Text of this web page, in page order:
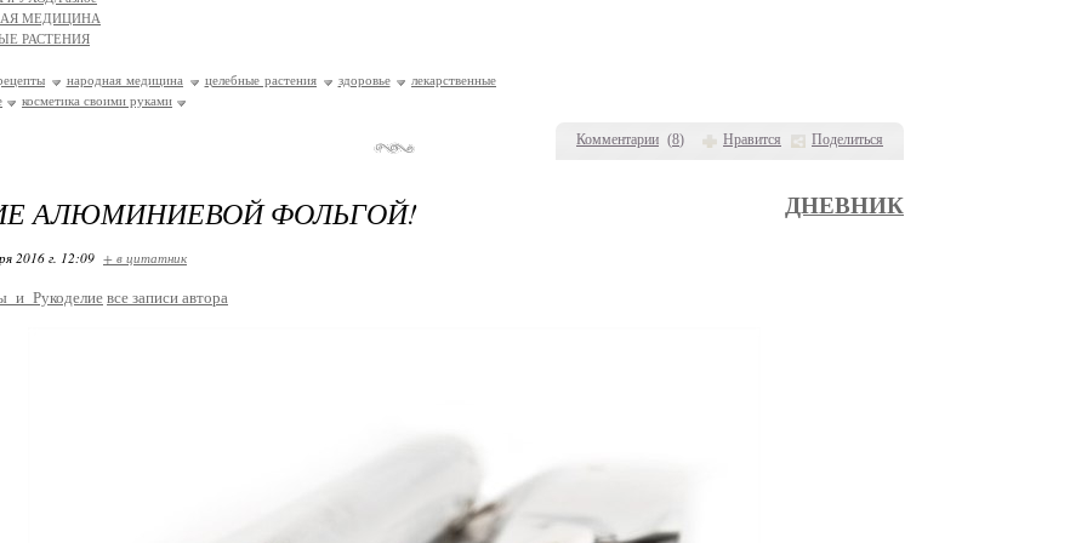
Комментарии (8) Нравится Поделиться
МЕДИЦИНА
РАСТЕНИЯ
народная медицина целебные растения здоровье
лекарственные
косметика своими руками
АЛЮМИНИЕВОЙ ФОЛЬГОЙ! ДНЕВНИК
2016 г. 12:09 + в цитатник
все записи автора